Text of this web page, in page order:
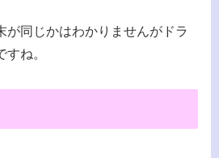
が同じかはわかりませんがドラ
ね。